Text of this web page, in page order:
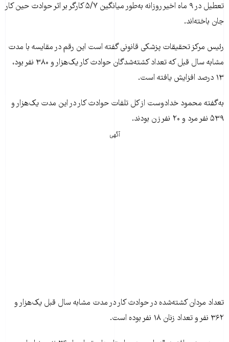
تعطيل در ۹ ماه اخير روزانه به‌طور ميانگين ۵/۷ کارگر بر اثر حوادث حين کار
جان باخته‌اند.
رئيس مرکز تحقيقات پزشکی قانونی گفته است اين رقم در مقايسه با مدت
مشابه سال قبل که تعداد کشته‌شدگان حوادث کار يک‌هزار و ۳۸۰ نفر بود،
۱۳ درصد افزايش يافته است.
به‌گفته محمود خدادوست از کل تلفات حوادث کار در اين مدت يک‌هزار و
۵۳۹ نفر مرد و ۲۰ نفر زن بودند.
آگهی
تعداد مردان کشته‌شده در حوادث کار در مدت مشابه سال قبل يک‌هزار و
۳۶۲ نفر و تعداد زنان ۱۸ نفر بوده است.